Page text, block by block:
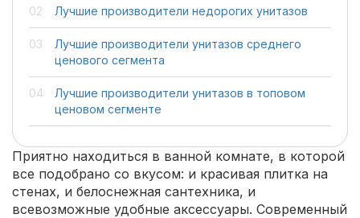
Лучшие производители недорогих унитазов
Лучшие производители унитазов среднего
ценового сегмента
Лучшие производители унитазов в топовом
ценовом сегменте
Приятно находиться в ванной комнате, в которой
все подобрано со вкусом: и красивая плитка на
стенах, и белоснежная сантехника, и
всевозможные удобные аксессуары. Современный